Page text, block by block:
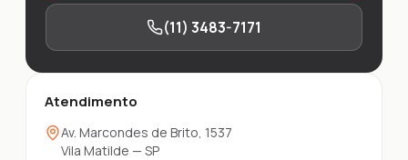
(11) 3483-7171
Atendimento
Av. Marcondes de Brito, 1537
Vila Matilde — SP